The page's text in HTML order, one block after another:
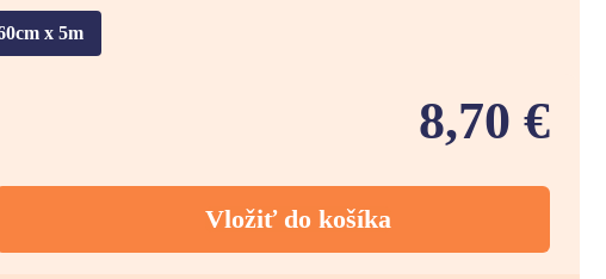
x 5m
8,70 €
Vložiť do košíka